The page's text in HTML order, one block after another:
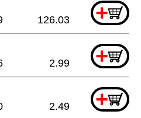
+
126.03
+
2.99
+
2.49